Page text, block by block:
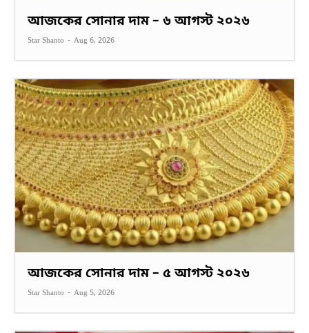
আজকের সোনার দাম – ৬ আগস্ট ২০২৬
Star Shanto - Aug 6, 2026
আজকের সোনার দাম – ৫ আগস্ট ২০২৬
Star Shanto - Aug 5, 2026